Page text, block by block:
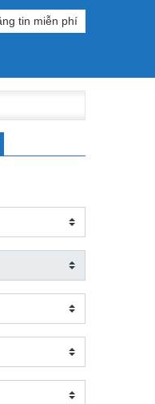
tin miễn phí